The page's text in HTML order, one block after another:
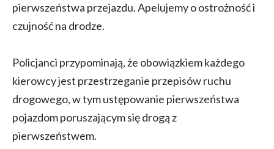
pierwszeństwa przejazdu. Apelujemy o ostrożność i
czujność na drodze.
Policjanci przypominają, że obowiązkiem każdego
kierowcy jest przestrzeganie przepisów ruchu
drogowego, w tym ustępowanie pierwszeństwa
pojazdom poruszającym się drogą z
pierwszeństwem.